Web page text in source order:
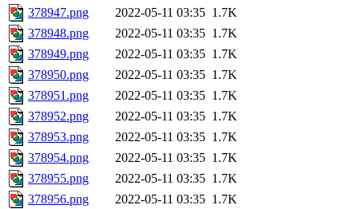
378947.png
2022-05-11 03:35 1.7K
378948.png
2022-05-11 03:35 1.7K
378949.png
2022-05-11 03:35 1.7K
378950.png
2022-05-11 03:35 1.7K
378951.png
2022-05-11 03:35 1.7K
378952.png
2022-05-11 03:35 1.7K
378953.png
2022-05-11 03:35 1.7K
378954.png
2022-05-11 03:35 1.7K
378955.png
2022-05-11 03:35 1.7K
378956.png
2022-05-11 03:35 1.7K